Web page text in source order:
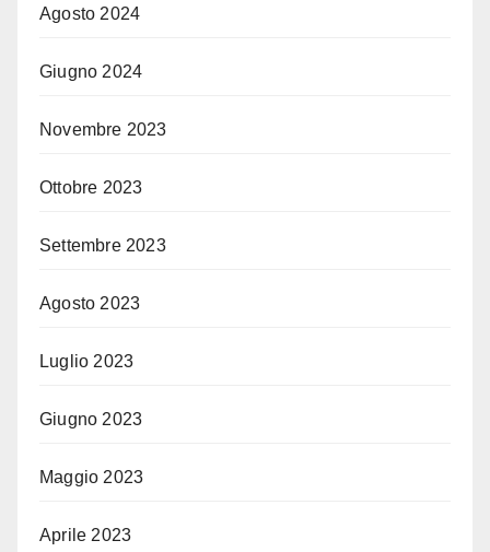
Agosto 2024
Giugno 2024
Novembre 2023
Ottobre 2023
Settembre 2023
Agosto 2023
Luglio 2023
Giugno 2023
Maggio 2023
Aprile 2023